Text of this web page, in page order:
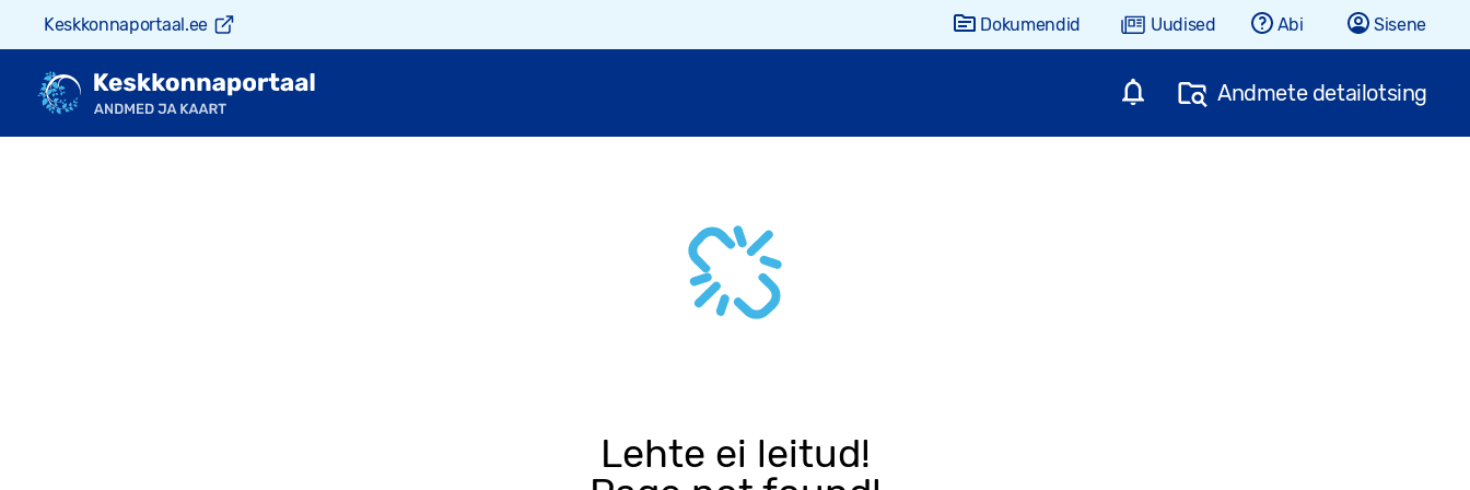
Keskkonnaportaal.ee Dokumendid Uudised Abi Sisene
Andmete detailotsing
Lehte ei leitud!